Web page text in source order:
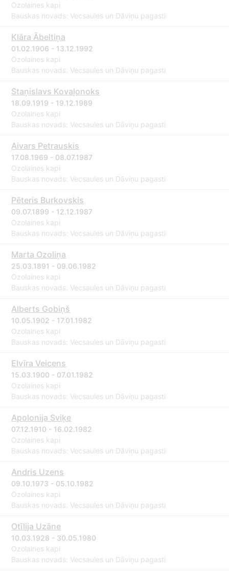
Ozolaines kapi
Bauskas novads: Vecsaules un Dāviņu pagasti
Klāra Ābeltiņa
01.02.1906 - 13.12.1992
Ozolaines kapi
Bauskas novads: Vecsaules un Dāviņu pagasti
Staņislavs Kovaļonoks
18.09.1919 - 19.12.1989
Ozolaines kapi
Bauskas novads: Vecsaules un Dāviņu pagasti
Aivars Petrauskis
17.08.1969 - 08.07.1987
Ozolaines kapi
Bauskas novads: Vecsaules un Dāviņu pagasti
Pēteris Burkovskis
09.07.1899 - 12.12.1987
Ozolaines kapi
Bauskas novads: Vecsaules un Dāviņu pagasti
Marta Ozoliņa
25.03.1891 - 09.06.1982
Ozolaines kapi
Bauskas novads: Vecsaules un Dāviņu pagasti
Alberts Gobiņš
10.05.1902 - 17.01.1982
Ozolaines kapi
Bauskas novads: Vecsaules un Dāviņu pagasti
Elvīra Veicens
15.03.1900 - 07.01.1982
Ozolaines kapi
Bauskas novads: Vecsaules un Dāviņu pagasti
Apolonija Sviķe
07.12.1910 - 16.02.1982
Ozolaines kapi
Bauskas novads: Vecsaules un Dāviņu pagasti
Andris Uzens
09.10.1973 - 05.10.1982
Ozolaines kapi
Bauskas novads: Vecsaules un Dāviņu pagasti
Otīlija Uzāne
10.03.1928 - 30.05.1980
Ozolaines kapi
Bauskas novads: Vecsaules un Dāviņu pagasti